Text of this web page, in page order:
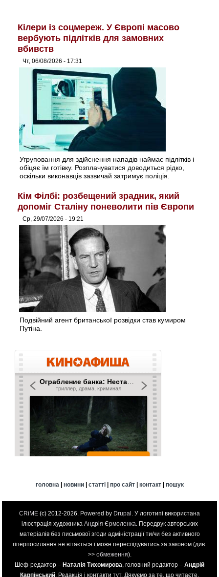
Кілери із соцмереж. У Європі масово
вербують підлітків для замовних
вбивств
Чт, 06/08/2026 - 17:31
Угруповання для здійснення нападів наймає підлітків і
обіцяє їм готівку. Розплачуватися доводиться рідко,
оскільки виконавців зазвичай затримує поліція.
Кім Філбі: розбещений зрадник, який
допоміг Сталіну поневолити пів Європи
Ср, 29/07/2026 - 19:21
Подвійний агент британської розвідки став кумиром
Путіна.
головна | новини| статті| про сайт| контакт| пошук
CRiME (c) 2012-2026. Powered by Drupal . У логотипі використана
ілюстрація художника Андрія Єрмоленка . Передрук авторських
матеріалів без письмової згоди адміністрації ти/чи без активного
гіперпосилання не вітається і може переслідуватись за законом (див.
>> обмеження).
Шеф-редактор – Наталія Тихомирова , головний редактор – Андрій
Карпінський . Редакція і контакти тут. Дякуємо за те, що читаєте.